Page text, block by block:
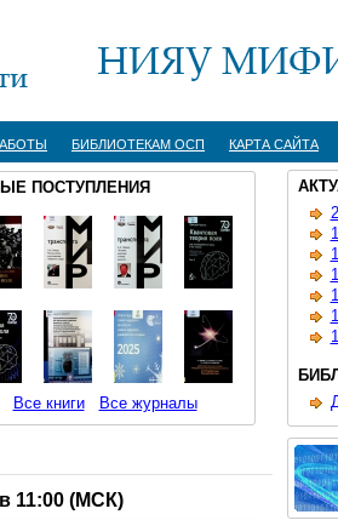
БИБЛИОТЕКАМ ОСП КАРТА САЙТА
ПОСТУПЛЕНИЯ
Все книги Все журналы
11:00 (МСК)